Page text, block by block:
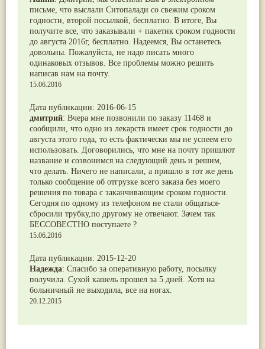
письме, что выслали Cитопалади со свежим сроком
годности, второй посылкой, бесплатно. В итоге, Вы
получите все, что заказывали + пакетик сроком годности
до августа 2016г, бесплатно. Надеемся, Вы останетесь
довольны. Пожалуйста, не надо писать много
одинаковых отзывов. Все проблемы можно решить
написав нам на почту.
15.06.2016
Дата публикации: 2016-06-15
дмитрий: Вчера мне позвонили по заказу 11468 и
сообщили, что одно из лекарств имеет срок годности до
августа этого года, то есть фактически мы не успеем его
использовать. Договорились, что мне на почту пришлют
название и созвонимся на следующий день и решим,
что делать. Ничего не написали, а пришло в тот же день
только сообщение об отгрузке всего заказа без моего
решения по товара с заканчивающим сроком годности.
Сегодня по одному из телефоном не стали общаться-
сбросили трубку,по другому не отвечают. Зачем так
БЕССОВЕСТНО поступаете ?
15.06.2016
Дата публикации: 2015-12-20
Надежда: Спасибо за оперативную работу, посылку
получила. Сухой кашель прошел за 5 дней. Хотя на
больничный не выходила, все на ногах.
20.12.2015